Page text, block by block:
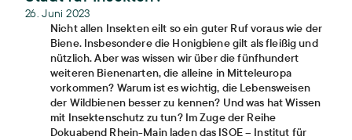
26. Juni 2023
Nicht allen Insekten eilt so ein guter Ruf voraus wie der
Biene. Insbesondere die Honigbiene gilt als fleißig und
nützlich. Aber was wissen wir über die fünfhundert
weiteren Bienenarten, die alleine in Mitteleuropa
vorkommen? Warum ist es wichtig, die Lebensweisen
der Wildbienen besser zu kennen? Und was hat Wissen
mit Insektenschutz zu tun? Im Zuge der Reihe
Dokuabend Rhein-Main laden das ISOE – Institut für